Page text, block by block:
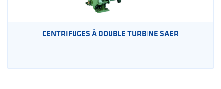
CENTRIFUGES À DOUBLE TURBINE SAER